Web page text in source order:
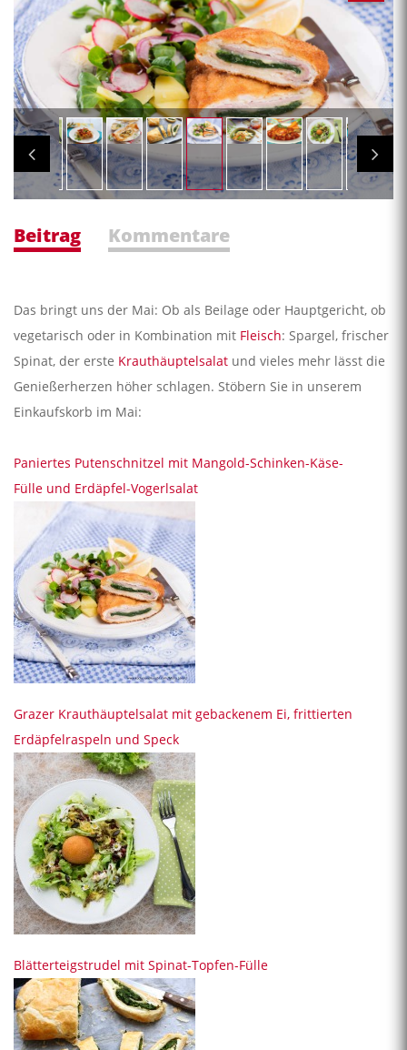
Beitrag Kommentare
Das bringt uns der Mai: Ob als Beilage oder Hauptgericht, ob
vegetarisch oder in Kombination mit Fleisch: Spargel, frischer
Spinat, der erste Krauthäuptelsalat und vieles mehr lässt die
Genießerherzen höher schlagen. Stöbern Sie in unserem
Einkaufskorb im Mai:
Paniertes Putenschnitzel mit Mangold-Schinken-Käse-
Fülle und Erdäpfel-Vogerlsalat
Grazer Krauthäuptelsalat mit gebackenem Ei, frittierten
Erdäpfelraspeln und Speck
Blätterteigstrudel mit Spinat-Topfen-Fülle